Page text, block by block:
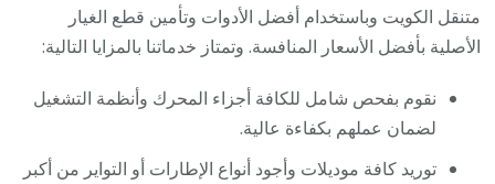
متنقل الكويت وباستخدام أفضل الأدوات وتأمين قطع الغيار
الأصلية بأفضل الأسعار المنافسة. وتمتاز خدماتنا بالمزايا التالية:
نقوم بفحص شامل للكافة أجزاء المحرك وأنظمة التشغيل
لضمان عملهم بكفاءة عالية.
توريد كافة موديلات وأجود أنواع الإطارات أو التواير من أكبر